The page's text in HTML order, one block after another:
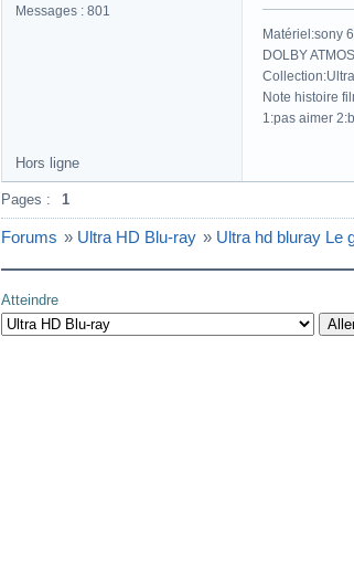
Messages : 801
Matériel:sony
DOLBY
Note histoire
1:pas aimer
Hors ligne
Pages : 1
Forums » Ultra HD Blu-ray » Ultra hd bluray Le
Atteindre